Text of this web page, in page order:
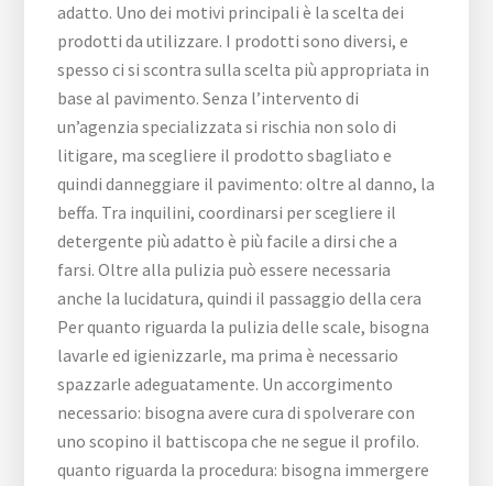
adatto. Uno dei motivi principali è la scelta dei
prodotti da utilizzare. I prodotti sono diversi, e
spesso ci si scontra sulla scelta più appropriata in
base al pavimento. Senza l’intervento di
un’agenzia specializzata si rischia non solo di
litigare, ma scegliere il prodotto sbagliato e
quindi danneggiare il pavimento: oltre al danno, la
beffa. Tra inquilini, coordinarsi per scegliere il
detergente più adatto è più facile a dirsi che a
farsi. Oltre alla pulizia può essere necessaria
anche la lucidatura, quindi il passaggio della cera
Per quanto riguarda la pulizia delle scale, bisogna
lavarle ed igienizzarle, ma prima è necessario
spazzarle adeguatamente. Un accorgimento
necessario: bisogna avere cura di spolverare con
uno scopino il battiscopa che ne segue il profilo.
quanto riguarda la procedura: bisogna immergere